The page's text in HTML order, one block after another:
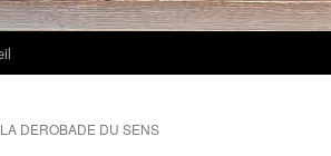
DEROBADE DU SENS